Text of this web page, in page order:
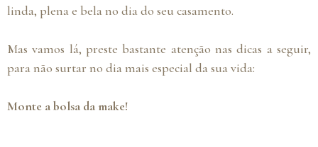
linda, plena e bela no dia do seu casamento.
Mas vamos lá, preste bastante atenção nas dicas a seguir,
para não surtar no dia mais especial da sua vida:
Monte a bolsa da make!